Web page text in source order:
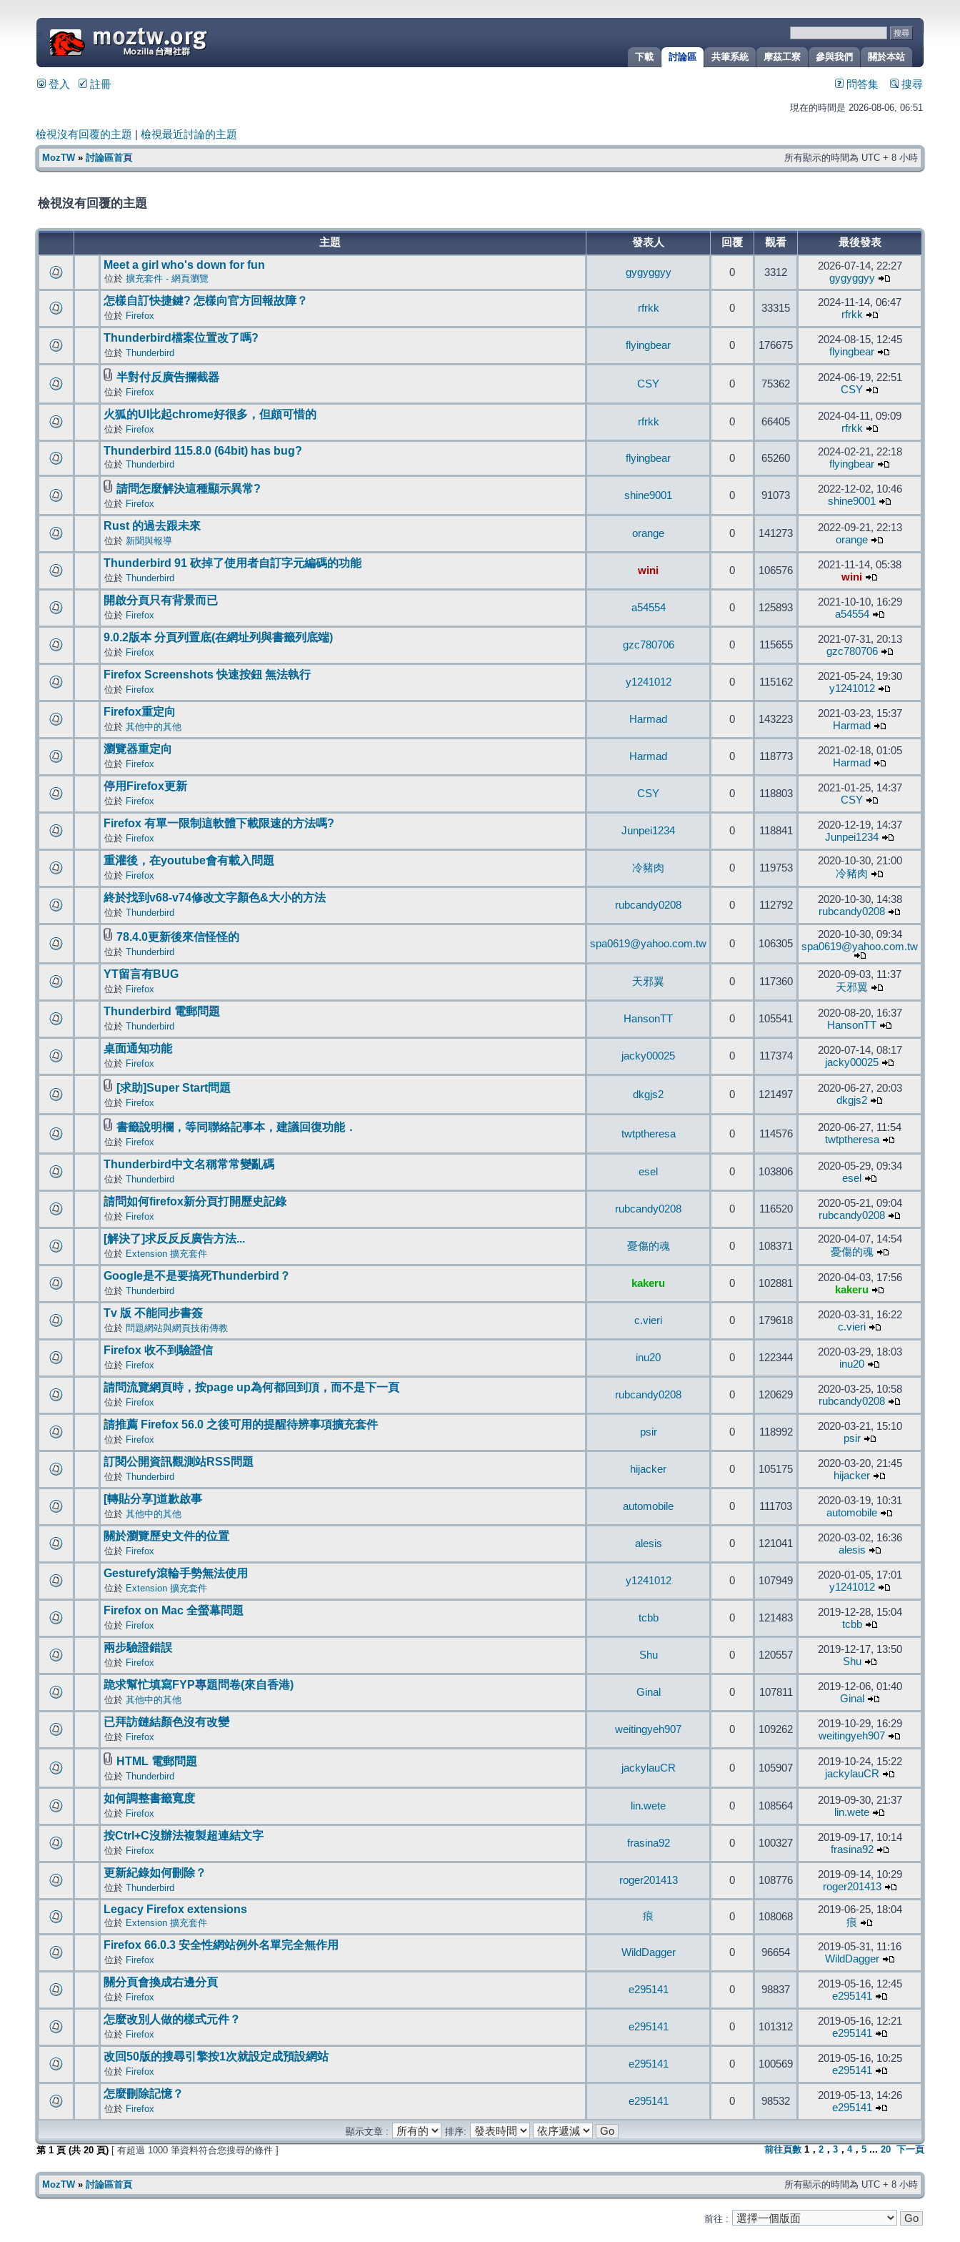
關於本站
參與我們
摩茲工寮
共筆系統
討論區
下載
=
登入 註冊 問答集 搜尋
現在的時間是 2026-08-06, 06:51
檢視沒有回覆的主題 檢視最近討論的主題
MozTW» 討論區首頁 所有顯示的時間為 UTC + 8 小時
檢視沒有回覆的主題
主題 發表人 回覆 觀看 最後發表
Meet a girl who's down for fun
位於 擴充套件 - 網頁瀏覽
gygyggyy 0 3312
2026-07-14, 22:27
gygyggyy
怎樣自訂快捷鍵? 怎樣向官方回報故障？
位於 Firefox
rfrkk 0 33315
2024-11-14, 06:47
rfrkk
Thunderbird檔案位置改了嗎?
位於 Thunderbird
flyingbear 0 176675
2024-08-15, 12:45
flyingbear
半對付反廣告攔截器
位於 Firefox
CSY 0 75362
2024-06-19, 22:51
CSY
火狐的UI比起chrome好很多，但頗可惜的
位於 Firefox
rfrkk 0 66405
2024-04-11, 09:09
rfrkk
Thunderbird 115.8.0 (64bit) has bug?
位於 Thunderbird
flyingbear 0 65260
2024-02-21, 22:18
flyingbear
請問怎麼解決這種顯示異常?
位於 Firefox
shine9001 0 91073
2022-12-02, 10:46
shine9001
Rust 的過去跟未來
位於 新聞與報導
orange 0 141273
2022-09-21, 22:13
orange
Thunderbird 91 砍掉了使用者自訂字元編碼的功能
位於 Thunderbird
wini 0 106576
2021-11-14, 05:38
wini
開啟分頁只有背景而已
位於 Firefox
a54554 0 125893
2021-10-10, 16:29
a54554
9.0.2版本 分頁列置底(在網址列與書籤列底端)
位於 Firefox
gzc780706 0 115655
2021-07-31, 20:13
gzc780706
Firefox Screenshots 快速按鈕 無法執行
位於 Firefox
y1241012 0 115162
2021-05-24, 19:30
y1241012
Firefox重定向
位於 其他中的其他
Harmad 0 143223
2021-03-23, 15:37
Harmad
瀏覽器重定向
位於 Firefox
Harmad 0 118773
2021-02-18, 01:05
Harmad
停用Firefox更新
位於 Firefox
CSY 0 118803
2021-01-25, 14:37
CSY
Firefox 有單一限制這軟體下載限速的方法嗎?
位於 Firefox
Junpei1234 0 118841
2020-12-19, 14:37
Junpei1234
重灌後，在youtube會有載入問題
位於 Firefox
冷豬肉 0 119753
2020-10-30, 21:00
冷豬肉
終於找到v68-v74修改文字顏色&大小的方法
位於 Thunderbird
rubcandy0208 0 112792
2020-10-30, 14:38
rubcandy0208
78.4.0更新後來信怪怪的
位於 Thunderbird
spa0619@yahoo.com.tw 0 106305
2020-10-30, 09:34
spa0619@yahoo.com.tw
YT留言有BUG
位於 Firefox
天邪翼 0 117360
2020-09-03, 11:37
天邪翼
Thunderbird 電郵問題
位於 Thunderbird
HansonTT 0 105541
2020-08-20, 16:37
HansonTT
桌面通知功能
位於 Firefox
jacky00025 0 117374
2020-07-14, 08:17
jacky00025
[求助]Super Start問題
位於 Firefox
dkgjs2 0 121497
2020-06-27, 20:03
dkgjs2
書籤說明欄，等同聯絡記事本，建議回復功能．
位於 Firefox
twtptheresa 0 114576
2020-06-27, 11:54
twtptheresa
Thunderbird中文名稱常常變亂碼
位於 Thunderbird
esel 0 103806
2020-05-29, 09:34
esel
請問如何firefox新分頁打開歷史記錄
位於 Firefox
rubcandy0208 0 116520
2020-05-21, 09:04
rubcandy0208
[解決了]求反反反廣告方法...
位於 Extension 擴充套件
憂傷的魂 0 108371
2020-04-07, 14:54
憂傷的魂
Google是不是要搞死Thunderbird？
位於 Thunderbird
kakeru 0 102881
2020-04-03, 17:56
kakeru
Tv 版 不能同步書簽
位於 問題網站與網頁技術傳教
c.vieri 0 179618
2020-03-31, 16:22
c.vieri
Firefox 收不到驗證信
位於 Firefox
inu20 0 122344
2020-03-29, 18:03
inu20
請問流覽網頁時，按page up為何都回到頂，而不是下一頁
位於 Firefox
rubcandy0208 0 120629
2020-03-25, 10:58
rubcandy0208
請推薦 Firefox 56.0 之後可用的提醒待辨事項擴充套件
位於 Firefox
psir 0 118992
2020-03-21, 15:10
psir
訂閱公開資訊觀測站RSS問題
位於 Thunderbird
hijacker 0 105175
2020-03-20, 21:45
hijacker
[轉貼分享]道歉啟事
位於 其他中的其他
automobile 0 111703
2020-03-19, 10:31
automobile
關於瀏覽歷史文件的位置
位於 Firefox
alesis 0 121041
2020-03-02, 16:36
alesis
Gesturefy滾輪手勢無法使用
位於 Extension 擴充套件
y1241012 0 107949
2020-01-05, 17:01
y1241012
Firefox on Mac 全螢幕問題
位於 Firefox
tcbb 0 121483
2019-12-28, 15:04
tcbb
兩步驗證錯誤
位於 Firefox
Shu 0 120557
2019-12-17, 13:50
Shu
跪求幫忙填寫FYP專題問卷(來自香港)
位於 其他中的其他
Ginal 0 107811
2019-12-06, 01:40
Ginal
已拜訪鏈結顏色沒有改變
位於 Firefox
weitingyeh907 0 109262
2019-10-29, 16:29
weitingyeh907
HTML 電郵問題
位於 Thunderbird
jackylauCR 0 105907
2019-10-24, 15:22
jackylauCR
如何調整書籤寬度
位於 Firefox
lin.wete 0 108564
2019-09-30, 21:37
lin.wete
按Ctrl+C沒辦法複製超連結文字
位於 Firefox
frasina92 0 100327
2019-09-17, 10:14
frasina92
更新紀錄如何刪除？
位於 Thunderbird
roger201413 0 108776
2019-09-14, 10:29
roger201413
Legacy Firefox extensions
位於 Extension 擴充套件
痕 0 108068
2019-06-25, 18:04
痕
Firefox 66.0.3 安全性網站例外名單完全無作用
位於 Firefox
WildDagger 0 96654
2019-05-31, 11:16
WildDagger
關分頁會換成右邊分頁
位於 Firefox
e295141 0 98837
2019-05-16, 12:45
e295141
怎麼改別人做的樣式元件？
位於 Firefox
e295141 0 101312
2019-05-16, 12:21
e295141
改回50版的搜尋引擎按1次就設定成預設網站
位於 Firefox
e295141 0 100569
2019-05-16, 10:25
e295141
怎麼刪除記憶？
位於 Firefox
e295141 0 98532
2019-05-13, 14:26
e295141
顯示文章 :
排序:
第 1 頁 (共 20 頁) [ 有超過 1000 筆資料符合您搜尋的條件 ] 前往頁數 1 ， 2 ， 3 ， 4， 5 ... 20 下一頁
MozTW» 討論區首頁 所有顯示的時間為 UTC + 8 小時
前往 :